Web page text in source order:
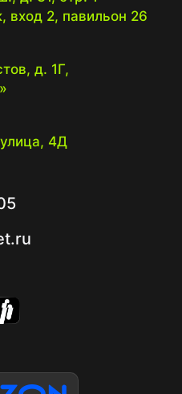
вход 2, павильон 26
д. 1Г,
4Д